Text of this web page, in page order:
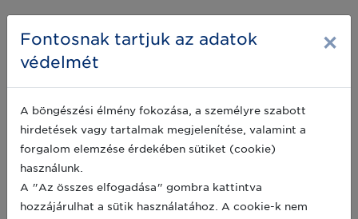
Fontosnak tartjuk az adatok
védelmét
×
A böngészési élmény fokozása, a személyre szabott
hirdetések vagy tartalmak megjelenítése, valamint a
forgalom elemzése érdekében sütiket (cookie)
használunk.
A "Az összes elfogadása" gombra kattintva
hozzájárulhat a sütik használatához. A cookie-k nem